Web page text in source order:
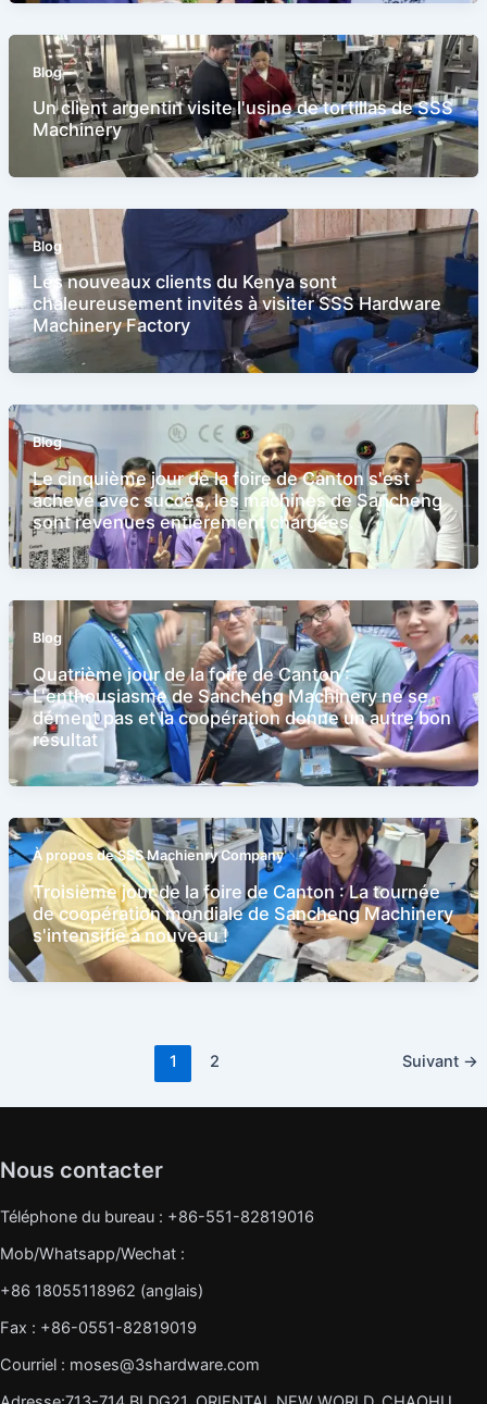
Blog
Un client argentin visite l'usine de tortillas de SSS
Machinery
Blog
Les nouveaux clients du Kenya sont
chaleureusement invités à visiter SSS Hardware
Machinery Factory
Blog
Le cinquième jour de la foire de Canton s'est
achevé avec succès, les machines de Sancheng
sont revenues entièrement chargées.
Blog
Quatrième jour de la foire de Canton :
L'enthousiasme de Sancheng Machinery ne se
dément pas et la coopération donne un autre bon
résultat
À propos de SSS Machienry Company
Troisième jour de la foire de Canton : La tournée
de coopération mondiale de Sancheng Machinery
s'intensifie à nouveau !
1 2 Suivant →
Nous contacter
Téléphone du bureau : +86-551-82819016
Mob/Whatsapp/Wechat :
+86 18055118962 (anglais)
Fax : +86-0551-82819019
Courriel : moses@3shardware.com